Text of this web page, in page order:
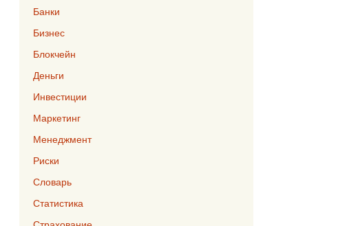
Банки
Бизнес
Блокчейн
Деньги
Инвестиции
Маркетинг
Менеджмент
Риски
Словарь
Статистика